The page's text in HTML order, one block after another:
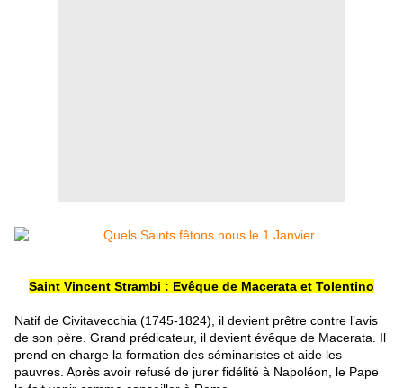
Saint Vincent Strambi : Evêque de Macerata et Tolentino
Natif de Civitavecchia (1745-1824), il devient prêtre contre l’avis
de son père. Grand prédicateur, il devient évêque de Macerata. Il
prend en charge la formation des séminaristes et aide les
pauvres. Après avoir refusé de jurer fidélité à Napoléon, le Pape